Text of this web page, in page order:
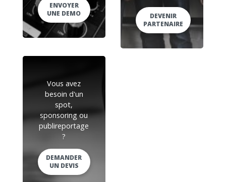
ENVOYER
UNE DEMO
DEVENIR
PARTENAIRE
Vous avez
besoin d'un
spot,
sponsoring ou
publireportage
?
DEMANDER
UN DEVIS